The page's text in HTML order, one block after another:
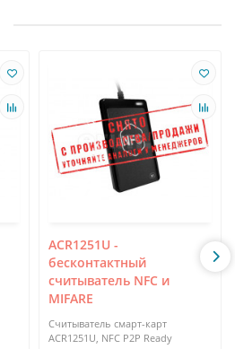
ACR1251U -
бесконтактный
считыватель NFC и
MIFARE
Считыватель смарт-карт
ACR1251U, NFC P2P Ready